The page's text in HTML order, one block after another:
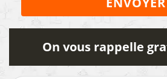
On vous rappelle